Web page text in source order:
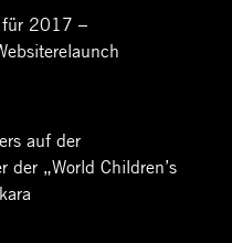
für 2017 –
auf der
der „World Children’s